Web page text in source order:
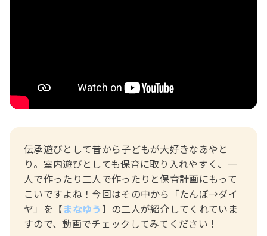
伝承遊びとして昔から子どもが大好きなあやと
り。室内遊びとしても保育に取り入れやすく、一
人で作ったり二人で作ったりと保育計画にもって
こいですよね！今回はその中から「たんぼ→ダイ
ヤ」を【まなゆう 】の二人が紹介してくれていま
すので、動画でチェックしてみてください！